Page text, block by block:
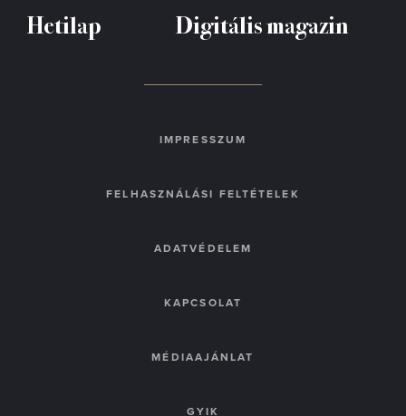
Hetilap Digitális magazin
IMPRESSZUM
FELHASZNÁLÁSI FELTÉTELEK
ADATVÉDELEM
KAPCSOLAT
MÉDIAAJÁNLAT
GYIK